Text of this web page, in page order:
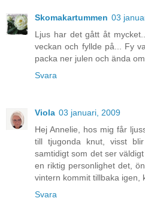
Skomakartummen 03
Ljus har det gått åt
veckan och fyllde på... Fy
packa ner julen och ända
Svara
Viola 03 januari, 2009
Hej Annelie, hos mig får
till tjugonda knut, visst
samtidigt som det ser
en riktig personlighet det,
vintern kommit tillbaka igen,
Svara